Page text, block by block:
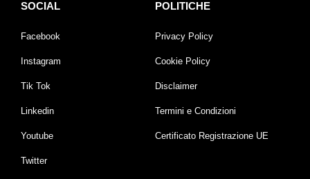
SOCIAL
Facebook
Instagram
Tik Tok
Linkedin
Youtube
Twitter
POLITICHE
Privacy Policy
Cookie Policy
Disclaimer
Termini e Condizioni
Certificato Registrazione UE